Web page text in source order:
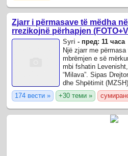
Zjarr i përmasave të mëdha
rrezikojnë përhapjen
Syri - пред: 11 часа
Një zjarr me
mbrëmjen e së
mbi fshatin
“Milava”. Sipas
dhe Shpëtimit
zjarrin është marrë
174 вести » +30 теми »